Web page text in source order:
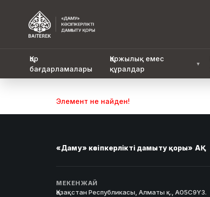
Қор
бағдарламалары
Қаржылық емес
құралдар
▼
Элемент не найден!
«Даму» кәсіпкерлікті дамыту қоры» АҚ
МЕКЕНЖАЙ
Қазақстан Республикасы, Алматы қ., A05C9Y3.